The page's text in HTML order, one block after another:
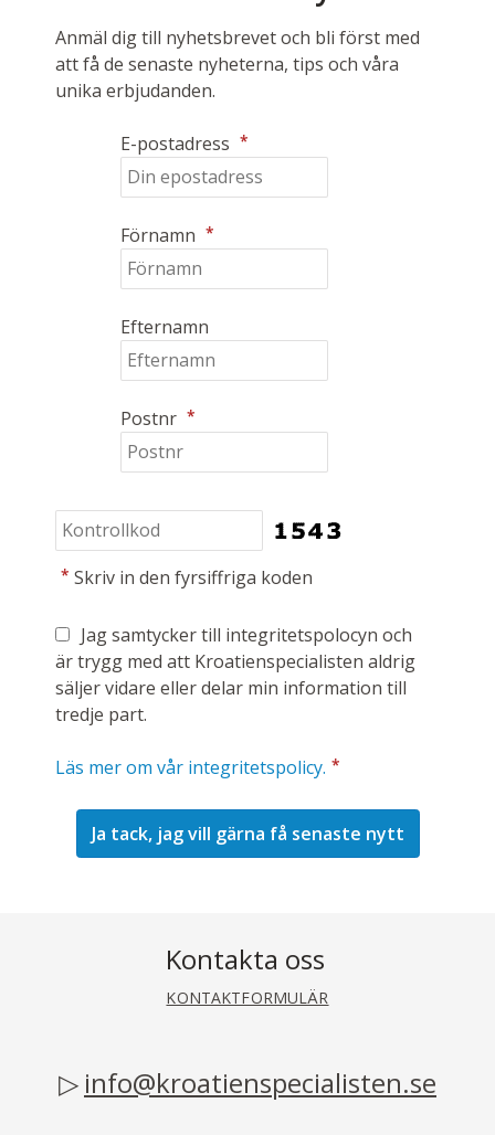
Anmäl dig till nyhetsbrevet och bli först med
att få de senaste nyheterna, tips och våra
unika erbjudanden.
E-postadress *
Förnamn *
Efternamn
Postnr *
* Skriv in den fyrsiffriga koden
Jag samtycker till integritetspolocyn och
är trygg med att Kroatienspecialisten aldrig
säljer vidare eller delar min information till
tredje part.
Läs mer om vår integritetspolicy. *
Kontakta oss
KONTAKTFORMULÄR
info@kroatienspecialisten.se